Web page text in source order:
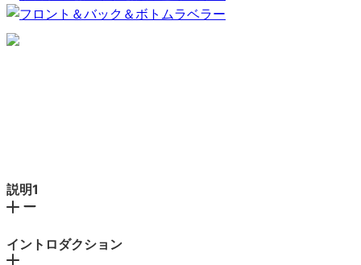
説明1
イントロダクション